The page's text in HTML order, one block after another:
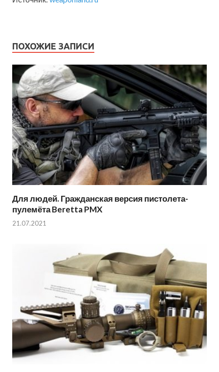
ПОХОЖИЕ ЗАПИСИ
Для людей. Гражданская версия пистолета-
пулемёта Beretta PMX
21.07.2021